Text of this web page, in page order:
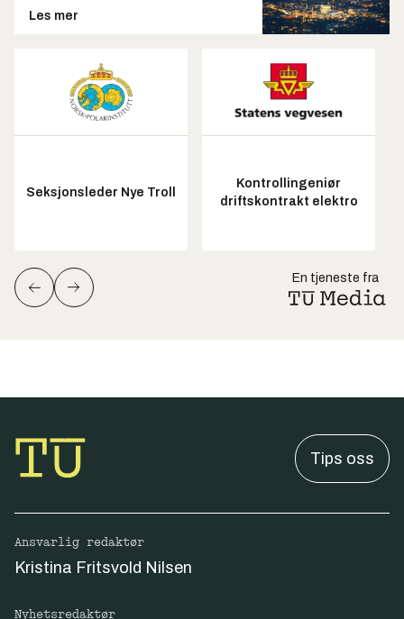
Les mer
Seksjonsleder Nye Troll
Kontrollingeniør
driftskontrakt elektro
En tjeneste fra
Tips oss
Ansvarlig redaktør
Kristina Fritsvold Nilsen
Nyhetsredaktør